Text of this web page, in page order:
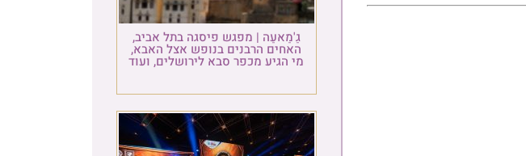
גַ'מַאעַה | מפגש פיסגה בתל אביב,
האחים הרבנים בנופש אצל האבא,
מי הגיע מכפר סבא לירושלים, ועוד